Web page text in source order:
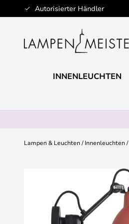
Autorisierter Händler
Zum
Inhalt
INNENLEUCHTEN
Lampen & Leuchten Innenleuchten
Bildgalerie